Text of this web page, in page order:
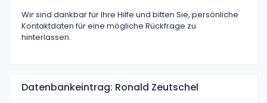
Wir sind dankbar für Ihre Hilfe und bitten Sie, persönliche
Kontaktdaten für eine mögliche Rückfrage zu
hinterlassen.
Datenbankeintrag: Ronald Zeutschel